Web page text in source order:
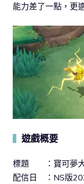
能力差了一點，更
遊戲概要
標題 ：寶可夢
配信日 ：NS版